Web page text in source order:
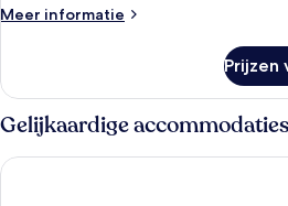
Meer informatie
Meer
Prijzen
Gelijkaardige accommodaties
Hotel 1-2-3 Kokura